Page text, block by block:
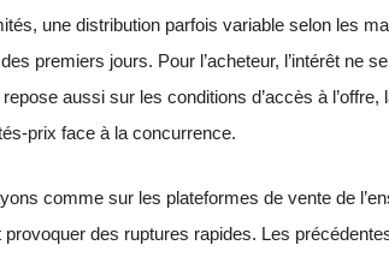
une distribution parfois variable selon les
premiers jours. Pour l’acheteur, l’intérêt ne
aussi sur les conditions d’accès à
prix face à la concurrence.
comme sur les plateformes de vente de
provoquer des ruptures rapides. Les